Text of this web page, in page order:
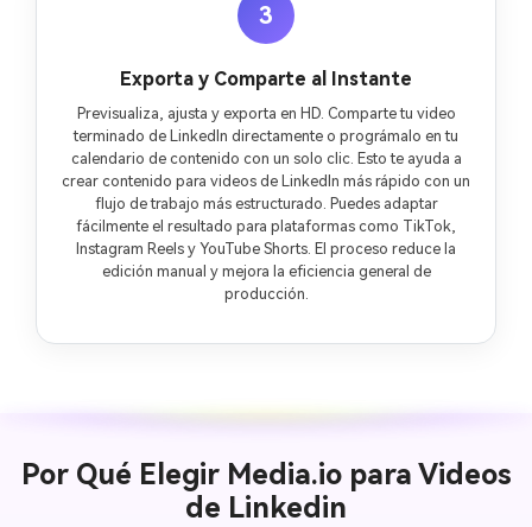
3
Exporta y Comparte al Instante
Previsualiza, ajusta y exporta en HD. Comparte tu video
terminado de LinkedIn directamente o prográmalo en tu
calendario de contenido con un solo clic. Esto te ayuda a
crear contenido para videos de LinkedIn más rápido con un
flujo de trabajo más estructurado. Puedes adaptar
fácilmente el resultado para plataformas como TikTok,
Instagram Reels y YouTube Shorts. El proceso reduce la
edición manual y mejora la eficiencia general de
producción.
Por Qué Elegir Media.io para Videos
de Linkedin